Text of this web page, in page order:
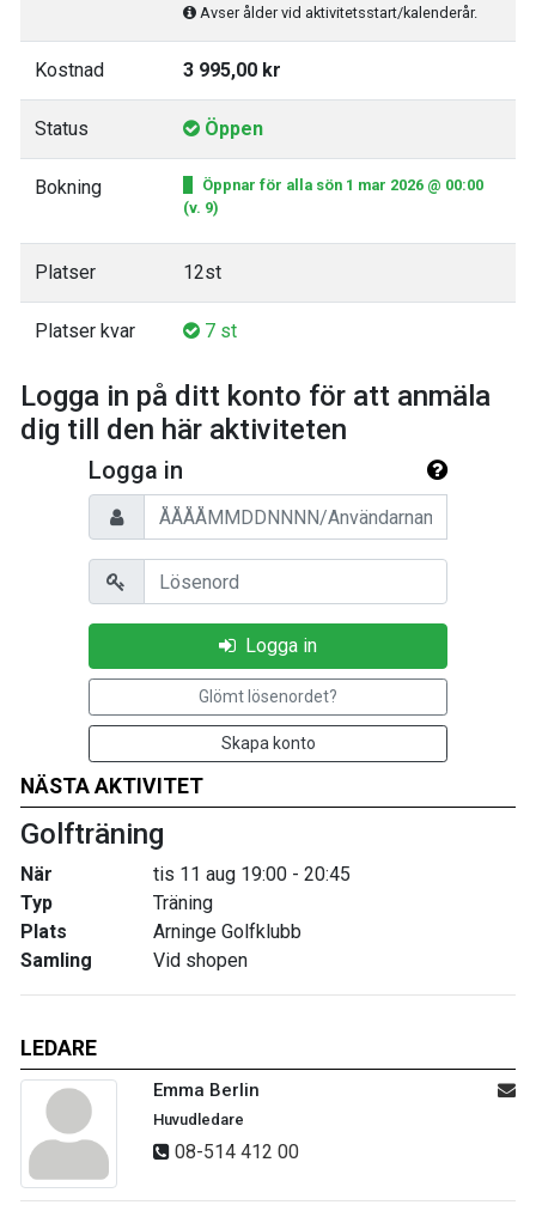
NÄSTA AKTIVITET
Golfträning
När
tis 11 aug 19:00 - 20:45
Typ
Träning
Plats
Arninge Golfklubb
Samling
Vid shopen
LEDARE
Emma Berlin
Huvudledare
08-514 412 00
Avser ålder vid aktivitetsstart/kalenderår.
Kostnad 3 995,00 kr
Status Öppen
Bokning
Öppnar för alla sön 1 mar 2026 @ 00:00
(v. 9)
Platser 12st
Platser kvar 7 st
Logga in på ditt konto för att anmäla
dig till den här aktiviteten
Logga in
Personnummer/Användarnamn
Lösenord
Logga in
Glömt lösenordet?
Skapa konto